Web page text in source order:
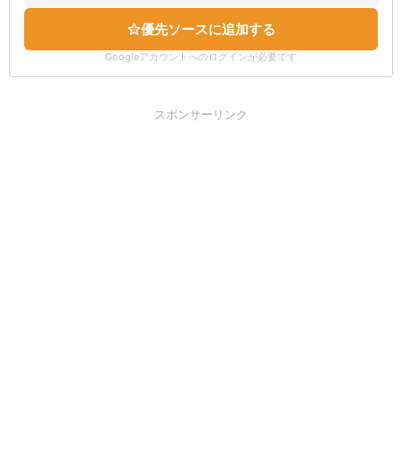
優先ソースに追加する
Googleアカウントへのログインが必要です
スポンサーリンク